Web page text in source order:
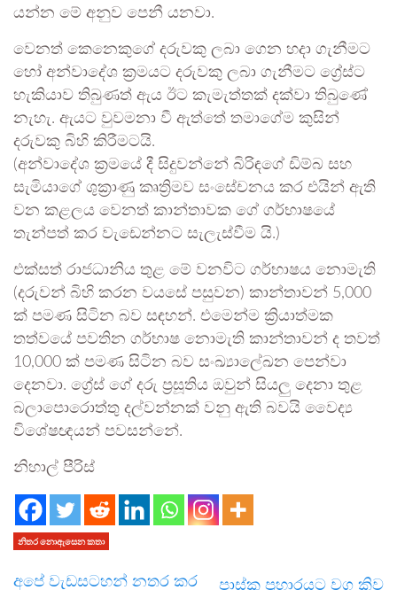
යන්න මේ අනුව පෙනී යනවා.
වෙනත් කෙනෙකුගේ දරුවකු ලබා ගෙන හදා ගැනීමට
හෝ අන්වාදේශ ක්‍රමයට දරුවකු ලබා ගැනීමට ග්‍රේස්ට
හැකියාව තිබුණත් ඇය ඊට කැමැත්තක් දක්වා තිබුණේ
නැහැ. ඇයට වුවමනා වී ඇත්තේ තමාගේම කුසින්
දරුවකු බිහි කිරීමටයි.
(අන්වාදේශ ක්‍රමයේ දී සිදුවන්නේ බිරිඳගේ ඩිම්බ සහ
සැමියාගේ ශුක්‍රාණු කෘත්‍රිමව සංසේචනය කර එයින් ඇති
වන කළලය වෙනත් කාන්තාවක ගේ ගර්භාෂයේ
තැන්පත් කර වැඩෙන්නට සැලැස්වීම යි.)
එක්සත් රාජධානිය තුළ මේ වනවිට ගර්භාෂය නොමැති
(දරුවන් බිහි කරන වයසේ පසුවන) කාන්තාවන් 5,000
ක් පමණ සිටින බව සඳහන්. එමෙන්ම ක්‍රියාත්මක
තත්වයේ පවතින ගර්භාෂ නොමැති කාන්තාවන් ද තවත්
10,000 ක් පමණ සිටින බව සංඛ්‍යාලේඛන පෙන්වා
දෙනවා. ග්‍රේස් ගේ දරු ප්‍රසූතිය ඔවුන් සියලු දෙනා තුළ
බලාපොරොත්තු දල්වන්නක් වනු ඇති බවයි වෛද්‍ය
විශේෂඥයන් පවසන්නේ.
නිහාල් පීරිස්
නිතර නොඇසෙන කතා
අපේ වැඩසටහන් නතර කර
පාස්කු ප්‍රහාරයට වග කිව